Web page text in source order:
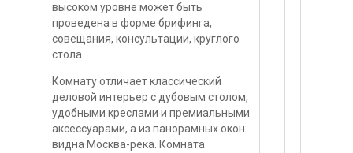
высоком уровне может быть
проведена в форме брифинга,
совещания, консультации, круглого
стола.
Комнату отличает классический
деловой интерьер с дубовым столом,
удобными креслами и премиальными
аксессуарами, а из панорамных окон
видна Москва-река. Комната